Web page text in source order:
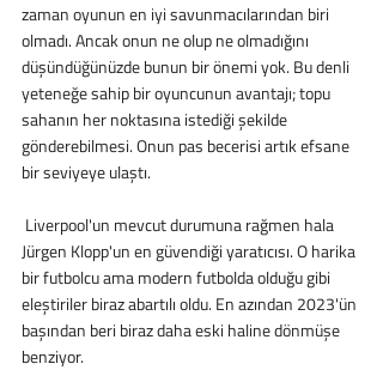
zaman oyunun en iyi savunmacılarından biri
olmadı. Ancak onun ne olup ne olmadığını
düşündüğünüzde bunun bir önemi yok. Bu denli
yeteneğe sahip bir oyuncunun avantajı; topu
sahanın her noktasına istediği şekilde
gönderebilmesi. Onun pas becerisi artık efsane
bir seviyeye ulaştı.
Jürgen Klopp'un en güvendiği yaratıcısı. O harika
bir futbolcu ama modern futbolda olduğu gibi
eleştiriler biraz abartılı oldu. En azından 2023'ün
başından beri biraz daha eski haline dönmüşe
benziyor.